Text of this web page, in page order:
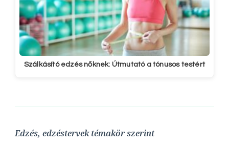
Szálkásító edzés nőknek: Útmutató a tónusos testért
Edzés, edzéstervek témakör szerint